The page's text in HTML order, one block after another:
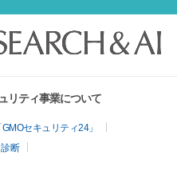
リティ事業について
セキュリティ24」
断